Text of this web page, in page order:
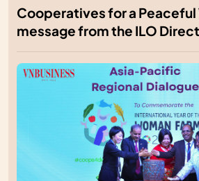
Cooperatives for a Peaceful
message from the ILO